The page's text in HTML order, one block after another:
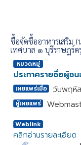
ซื้อจัดซื้ออาหารเสริม (
เทศบาล ๑ บุรีราษฎร์ด
หมวดหมู่
ประกาศรายชื่อผู้ช
เผยแพร่เมื่อ วันพฤหั
ผู้เผยแพร่
Weblink
คลิกอ่านรายละเอียด